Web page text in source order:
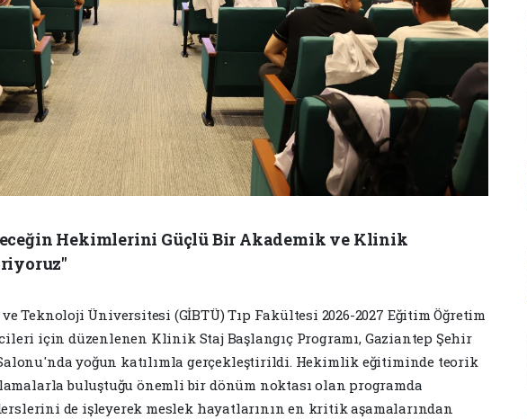
Hekimlerini Güçlü Bir Akademik ve Klinik
Teknoloji Üniversitesi (GİBTÜ) Tıp Fakültesi 2026-2027 Eğitim Öğretim
için düzenlenen Klinik Staj Başlangıç Programı, Gaziantep Şehir
yoğun katılımla gerçekleştirildi. Hekimlik eğitiminde teorik
buluştuğu önemli bir dönüm noktası olan programda
de işleyerek meslek hayatlarının en kritik aşamalarından